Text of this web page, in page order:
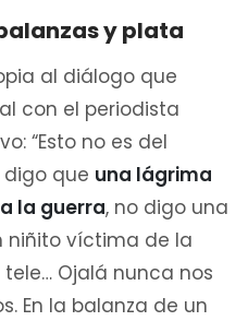
y plata
al diálogo que
con el periodista
“Esto no es del
que una lágrima
la guerra, no digo una
niñito víctima de la
Ojalá nunca nos
En la balanza de un